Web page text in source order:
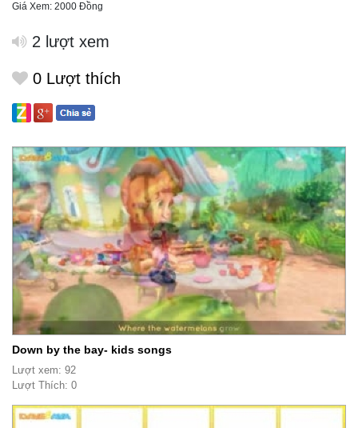
Giá Xem: 2000 Đồng
2 lượt xem
0 Lượt thích
Down by the bay- kids songs
Lượt xem: 92
Lượt Thích: 0